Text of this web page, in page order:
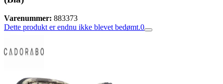
Varenummer: 883373
Dette produkt er endnu ikke blevet bedømt.0